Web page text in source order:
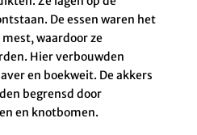
De essen waren het
waardoor ze
Hier verbouwden
en boekweit. De akkers
begrensd door
en knotbomen.